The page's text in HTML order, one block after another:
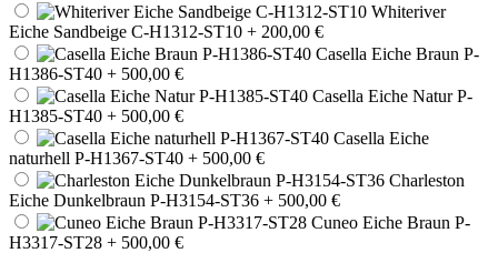
Whiteriver
Eiche Sandbeige C-H1312-ST10 + 200,00 €
Casella Eiche Braun P-
H1386-ST40 + 500,00 €
Casella Eiche Natur P-
H1385-ST40 + 500,00 €
Casella Eiche
naturhell P-H1367-ST40 + 500,00 €
Charleston
Eiche Dunkelbraun P-H3154-ST36 + 500,00 €
Cuneo Eiche Braun P-
H3317-ST28 + 500,00 €